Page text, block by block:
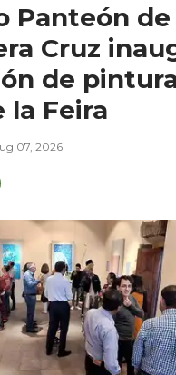
Panteón de
Cruz
de
la Feira
07, 2026